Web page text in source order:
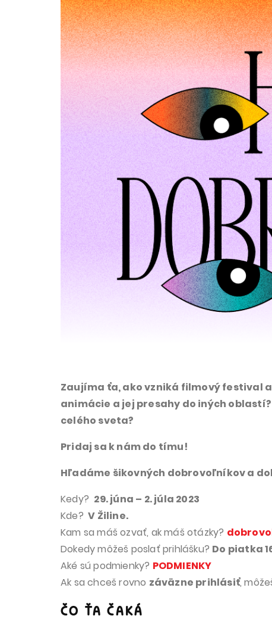
Zaujíma ťa, ako vzniká filmový festival
animácie a jej presahy do iných oblastí?
celého sveta?
Pridaj sa k nám do tímu!
Hľadáme šikovných dobrovoľníkov a
Kedy? 29. júna – 2. júla 2023
Kde? V Žiline.
Kam sa máš ozvať, ak máš otázky?
Dokedy môžeš poslať prihlášku? Do piatka
Aké sú podmienky? PODMIENKY
Ak sa chceš rovno záväzne prihlásiť,
ČO ŤA ČAKÁ